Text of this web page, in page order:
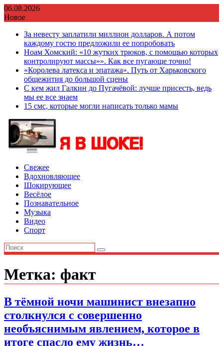
Перейти
к
06.08.2026
Новое
За невесту заплатили миллион долларов. А потом
каждому гостю предложили ее попробовать
Ноам Хомский: «10 жутких трюков, с помощью которых
контролируют массы»». Как все пугающе точно!
«Королева латекса и эпатажа». Путь от Харьковского
общежития до большой сцены
С кем жил Галкин до Пугачёвой: лучше присесть, ведь
мы ее все знаем
15 смс, которые могли написать только мамы
Свежее
Вдохновляющее
Шокирующее
Весёлое
Познавательное
Музыка
Видео
Спорт
Метка: факт
В тёмной ночи машинист внезапно
столкнулся с совершенно
необъяснимым явлением, которое в
итоге спасло ему жизнь…